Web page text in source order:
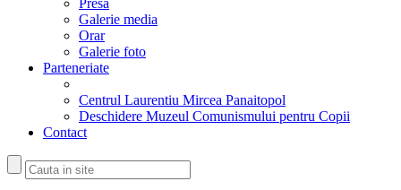
Presa
Galerie media
Orar
Galerie foto
Parteneriate
Centrul Laurentiu Mircea Panaitopol
Deschidere Muzeul Comunismului pentru Copii
Contact